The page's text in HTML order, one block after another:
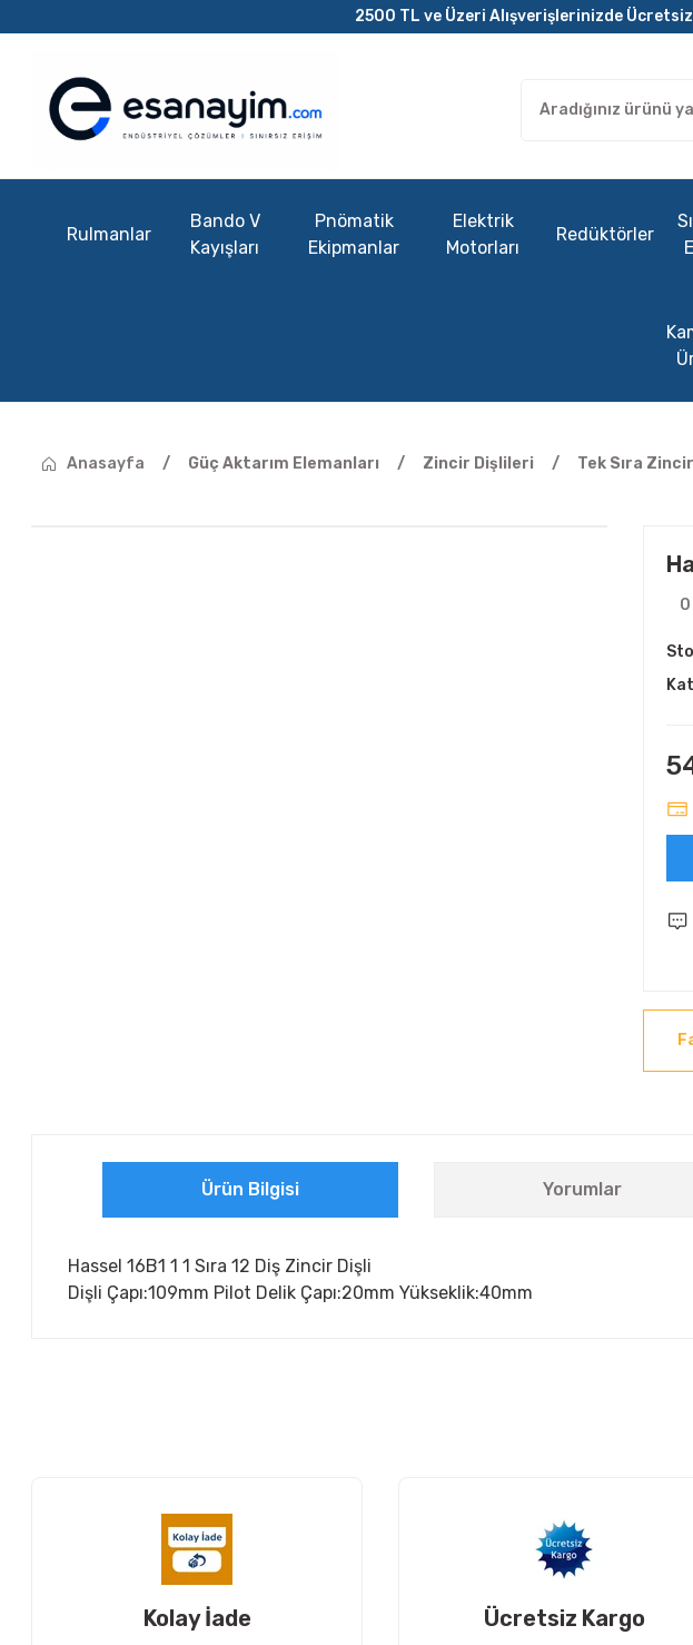
2500 TL ve Üzeri Alışverişlerinizde
Rulmanlar
Bando V
Kayışları
Pnömatik
Ekipmanlar
Elektrik
Motorları
Redüktörler
Anasayfa Güç Aktarım Elemanları Zincir Dişlileri Tek Sıra
0
Ürün Bilgisi Yorumlar
Hassel 16B1 1 1 Sıra 12 Diş Zincir Dişli
Dişli Çapı:109mm Pilot Delik Çapı:20mm Yükseklik:40mm
Ürün fiyatı diğer sitelerden daha pahalı.
Kolay İade Ücretsiz Kargo